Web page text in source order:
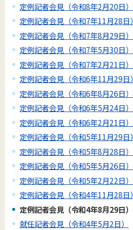
定例記者会見（令和8年2月20日）
定例記者会見（令和7年11月28日）
定例記者会見（令和7年8月29日）
定例記者会見（令和7年5月30日）
定例記者会見（令和7年2月21日）
定例記者会見（令和6年11月29日）
定例記者会見（令和6年8月26日）
定例記者会見（令和6年5月24日）
定例記者会見（令和6年2月21日）
定例記者会見（令和5年11月29日）
定例記者会見（令和5年8月28日）
定例記者会見（令和5年5月26日）
定例記者会見（令和5年2月22日）
定例記者会見（令和4年11月28日）
定例記者会見（令和4年8月29日）
就任記者会見（令和4年5月2日）